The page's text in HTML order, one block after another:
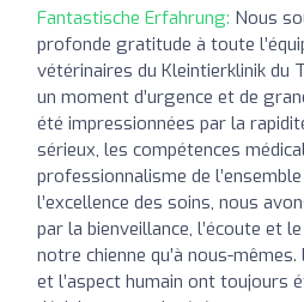
Fantastische Erfahrung: Nous
profonde gratitude à toute
vétérinaires du Kleintierklinik du
un moment d’urgence et de
été impressionnées par la
sérieux, les compétences
professionnalisme de l’ensemble
l’excellence des soins, nous
par la bienveillance, l’écoute et
notre chienne qu’à nous-
et l’aspect humain ont toujours